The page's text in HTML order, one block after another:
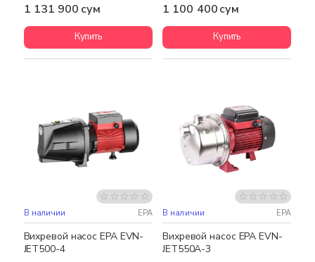
1 131 900 сум
Купить
1 100 400 сум
Купить
Бесплатная доставка
В наличии EPA
Вихревой насос EPA EVN-
JET500-4
Бесплатная доставка
В наличии EPA
Вихревой насос EPA EVN-
JET550A-3